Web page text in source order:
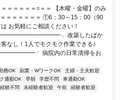
＝＝＝＝＝=＝＝ 【木曜・金曜】のみ
＝＝＝＝＝＝ ①6：30～15：00（90
お気軽にご相談ください！
改築したばか
なし！1人でモクモク作業できる♪
病院内の日常清掃をお
務OK 副業・WワークOK
主婦・主夫歓迎
通勤OK 早朝 学歴不問
車通勤OK
経験不問 未経験者歓迎 午前
経験者歓迎